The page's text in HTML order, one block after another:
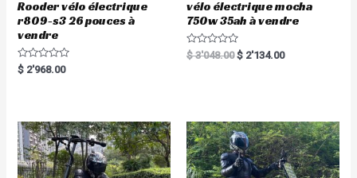
Rooder vélo électrique
r809-s3 26 pouces à
vendre
R
a
o
u
t
o
f
5
$ 2'968.00
vélo électrique mocha
750w 35ah à vendre
R
a
u
t
o
f
5
$3'048.00 $ 2'134.00